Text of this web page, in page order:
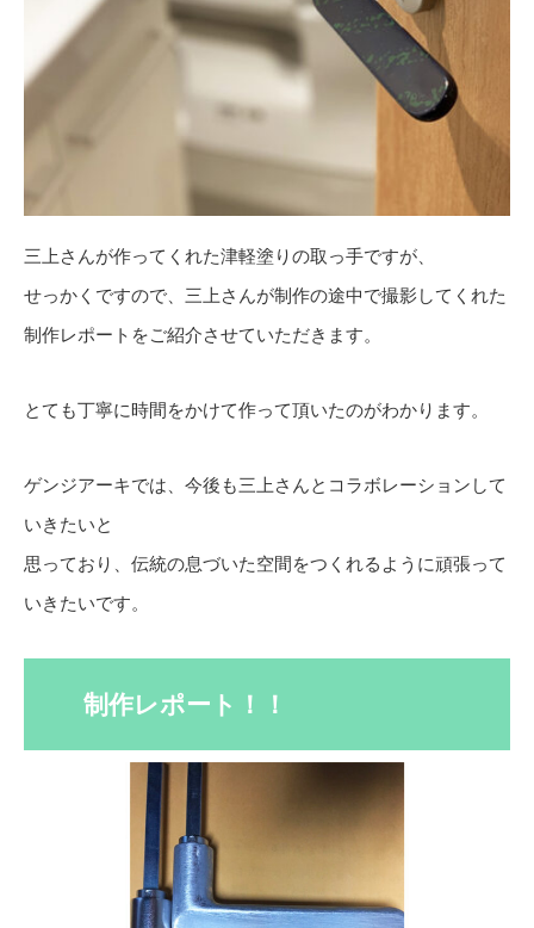
三上さんが作ってくれた津軽塗りの取っ手ですが、
せっかくですので、三上さんが制作の途中で撮影してくれた
制作レポートをご紹介させていただきます。
とても丁寧に時間をかけて作って頂いたのがわかります。
ゲンジアーキでは、今後も三上さんとコラボレーションして
いきたいと
思っており、伝統の息づいた空間をつくれるように頑張って
いきたいです。
制作レポート！！